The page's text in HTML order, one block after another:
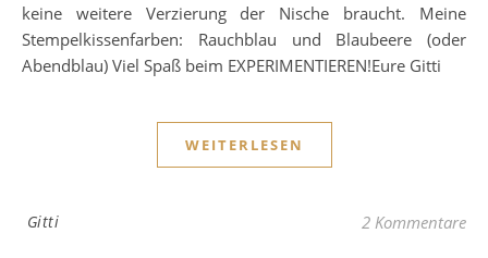
keine weitere Verzierung der Nische braucht. Meine
Stempelkissenfarben: Rauchblau und Blaubeere (oder
Abendblau) Viel Spaß beim EXPERIMENTIEREN!Eure Gitti
WEITERLESEN
Gitti 2 Kommentare